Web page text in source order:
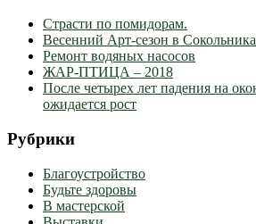
Страсти по помидорам.
Весенний Арт-сезон в
Ремонт водяных насосов
ЖАР-ПТИЦА – 2018
После четырех лет падения на
ожидается рост
Рубрики
Благоустройство
Будьте здоровы
В мастерской